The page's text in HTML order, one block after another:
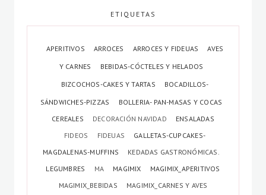
ETIQUETAS
APERITIVOS ARROCES ARROCES Y FIDEUAS
AVES
Y CARNES
BEBIDAS-CÓCTELES Y HELADOS
BIZCOCHOS-CAKES Y TARTAS
BOCADILLOS-
SÁNDWICHES-PIZZAS
BOLLERIA- PAN-MASAS Y COCAS
CEREALES
DECORACIÓN NAVIDAD
ENSALADAS
FIDEOS
FIDEUAS
GALLETAS-CUPCAKES-
MAGDALENAS-MUFFINS
KEDADAS GASTRONÓMICAS.
LEGUMBRES
MA MAGIMIX
MAGIMIX_APERITIVOS
MAGIMIX_BEBIDAS
MAGIMIX_CARNES Y AVES